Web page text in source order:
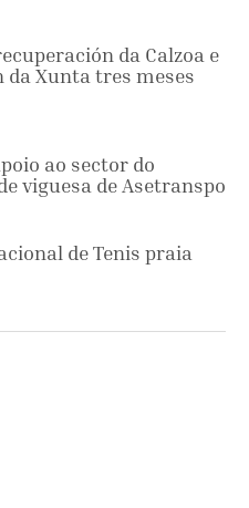
da Calzoa e
da Xunta tres meses
ao sector do
viguesa de Asetranspo
de Tenis praia